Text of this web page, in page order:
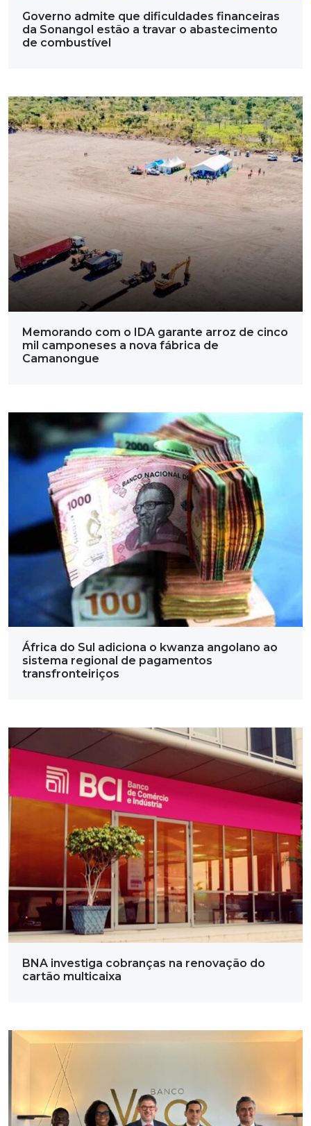
Governo admite que dificuldades financeiras
da Sonangol estão a travar o abastecimento
de combustível
Memorando com o IDA garante arroz de cinco
mil camponeses a nova fábrica de
Camanongue
África do Sul adiciona o kwanza angolano ao
sistema regional de pagamentos
transfronteiriços
BNA investiga cobranças na renovação do
cartão multicaixa